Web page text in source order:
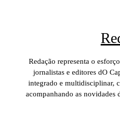
Redação representa o
jornalistas e editores dO
integrado e multidisciplinar,
acompanhando as